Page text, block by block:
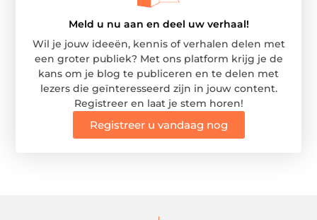
Meld u nu aan en deel uw verhaal!
Wil je jouw ideeën, kennis of verhalen delen met
een groter publiek? Met ons platform krijg je de
kans om je blog te publiceren en te delen met
lezers die geïnteresseerd zijn in jouw content.
Registreer en laat je stem horen!
Registreer u vandaag nog